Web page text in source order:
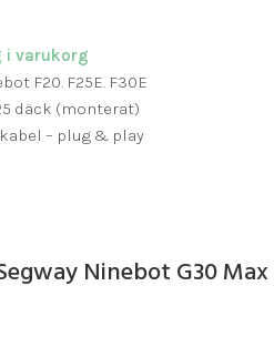
i varukorg
F20. F25E. F30E
däck (monterat)
– plug & play
Ninebot G30 Max